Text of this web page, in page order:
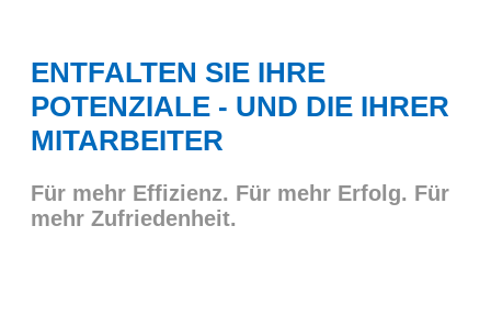
ENTFALTEN SIE IHRE
POTENZIALE - UND DIE IHRER
MITARBEITER
Für mehr Effizienz. Für mehr Erfolg. Für
mehr Zufriedenheit.